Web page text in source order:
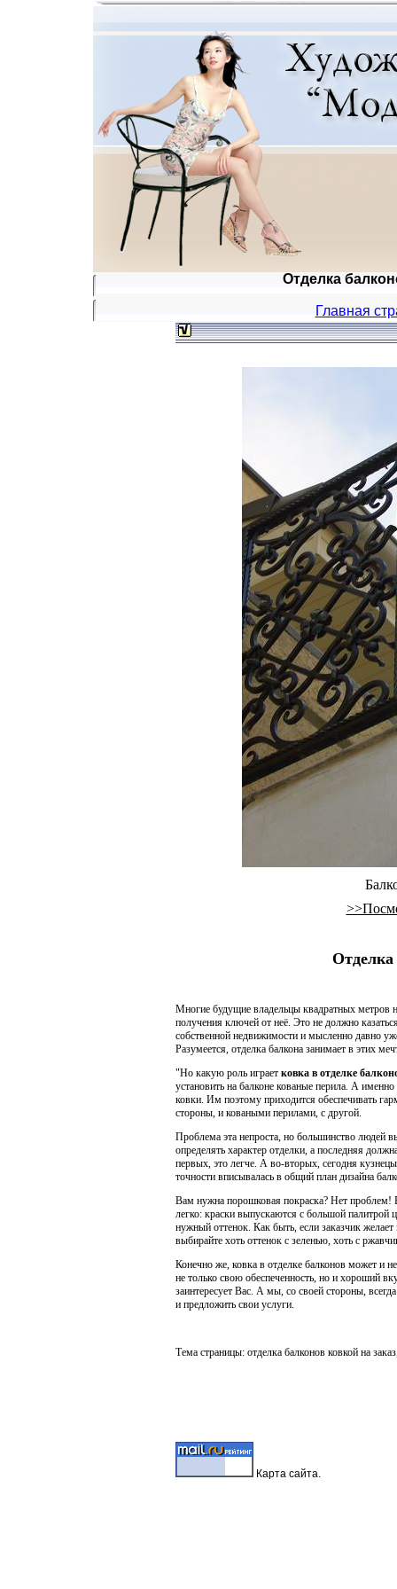
Отделка
Главная
Отделка
Многие будущие владельцы квадратных метров
получения ключей от неё. Это не должно
собственной недвижимости и мысленно давно
Разумеется, отделка балкона занимает в этих
"Но какую роль играет ковка в отделке
установить на балконе кованые перила. А
ковки. Им поэтому приходится обеспечивать
стороны, и коваными перилами, с другой.
Проблема эта непроста, но большинство людей
определять характер отделки, а последняя
первых, это легче. А во-вторых, сегодня
точности вписывалась в общий план дизайна
Вам нужна порошковая покраска? Нет проблем!
легко: краски выпускаются с большой
нужный оттенок. Как быть, если заказчик желает
выбирайте хоть оттенок с зеленью, хоть с
Конечно же, ковка в отделке балконов может и
не только свою обеспеченность, но и хороший
заинтересует Вас. А мы, со своей стороны,
и предложить свои услуги.
Тема страницы: отделка балконов ковкой на
Карта сайта.